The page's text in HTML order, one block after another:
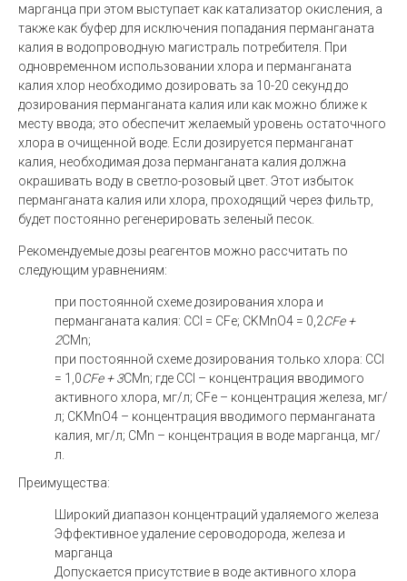
марганца при этом выступает как катализатор окисления, а
также как буфер для исключения попадания перманганата
калия в водопроводную магистраль потребителя. При
одновременном использовании хлора и перманганата
калия хлор необходимо дозировать за 10-20 секунд до
дозирования перманганата калия или как можно ближе к
месту ввода; это обеспечит желаемый уровень остаточного
хлора в очищенной воде. Если дозируется перманганат
калия, необходимая доза перманганата калия должна
окрашивать воду в светло-розовый цвет. Этот избыток
перманганата калия или хлора, проходящий через фильтр,
будет постоянно регенерировать зеленый песок.
Рекомендуемые дозы реагентов можно рассчитать по
следующим уравнениям:
при постоянной схеме дозирования хлора и
перманганата калия: СCl = СFe; СKMnО4 = 0,2СFe +
2СMn;
при постоянной схеме дозирования только хлора: СCl
= 1,0СFe + 3СMn; где СCl – концентрация вводимого
активного хлора, мг/л; СFe – концентрация железа, мг/
л; СKMnО4 – концентрация вводимого перманганата
калия, мг/л; СMn – концентрация в воде марганца, мг/
л.
Преимущества:
Широкий диапазон концентраций удаляемого железа
Эффективное удаление сероводорода, железа и
марганца
Допускается присутствие в воде активного хлора